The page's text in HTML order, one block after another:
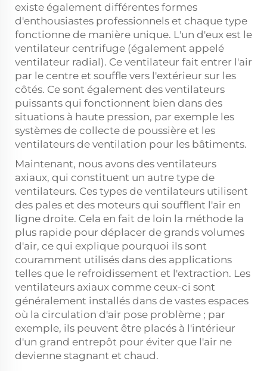
existe également différentes formes
d'enthousiastes professionnels et chaque type
fonctionne de manière unique. L'un d'eux est le
ventilateur centrifuge (également appelé
ventilateur radial). Ce ventilateur fait entrer l'air
par le centre et souffle vers l'extérieur sur les
côtés. Ce sont également des ventilateurs
puissants qui fonctionnent bien dans des
situations à haute pression, par exemple les
systèmes de collecte de poussière et les
ventilateurs de ventilation pour les bâtiments.
Maintenant, nous avons des ventilateurs
axiaux, qui constituent un autre type de
ventilateurs. Ces types de ventilateurs utilisent
des pales et des moteurs qui soufflent l'air en
ligne droite. Cela en fait de loin la méthode la
plus rapide pour déplacer de grands volumes
d'air, ce qui explique pourquoi ils sont
couramment utilisés dans des applications
telles que le refroidissement et l'extraction. Les
ventilateurs axiaux comme ceux-ci sont
généralement installés dans de vastes espaces
où la circulation d'air pose problème ; par
exemple, ils peuvent être placés à l'intérieur
d'un grand entrepôt pour éviter que l'air ne
devienne stagnant et chaud.